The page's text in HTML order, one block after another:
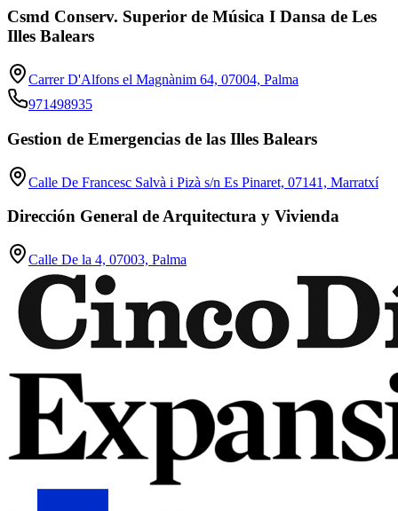
Csmd Conserv. Superior de Música I Dansa de Les
Illes Balears
Carrer D'Alfons el Magnànim 64, 07004, Palma
971498935
Gestion de Emergencias de las Illes Balears
Calle De Francesc Salvà i Pizà s/n Es Pinaret, 07141, Marratxí
Dirección General de Arquitectura y Vivienda
Calle De la 4, 07003, Palma